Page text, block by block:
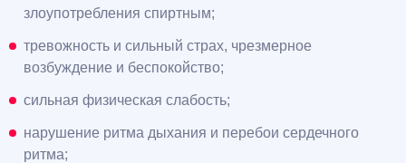
злоупотребления спиртным;
тревожность и сильный страх, чрезмерное
возбуждение и беспокойство;
сильная физическая слабость;
нарушение ритма дыхания и перебои сердечного
ритма;